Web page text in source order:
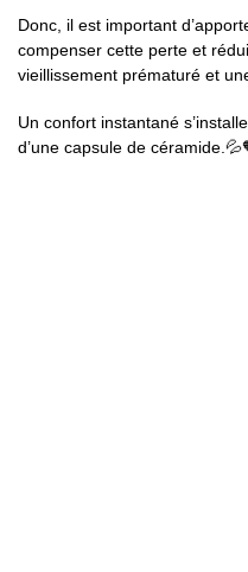
Donc, il est important
compenser cette perte et
vieillissement prématuré et
Un confort instantané
d’une capsule de céramide.